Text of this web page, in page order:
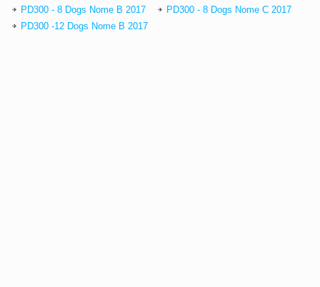
PD300 - 8 Dogs Nome B 2017
PD300 - 8 Dogs Nome C 2017
PD300 -12 Dogs Nome B 2017